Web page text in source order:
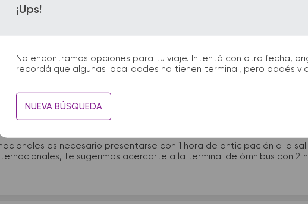
¡Ups!
No encontramos opciones para tu viaje. Intentá con otra fecha,
recordá que algunas localidades no tienen terminal, pero podés
NUEVA BÚSQUEDA
de ómnibus de General Alvear queda ubicada en Terminal -
Bahia Blanca se encuentra en Terminal - Luis Maria Drago 1906. En
de taxi o remis y puntos de información que te facilitarán la
anticipación debo presentarme en la terminal de micros?
es necesario presentarse con 1 hora de anticipación a la
te sugerimos acercarte a la terminal de ómnibus con 2